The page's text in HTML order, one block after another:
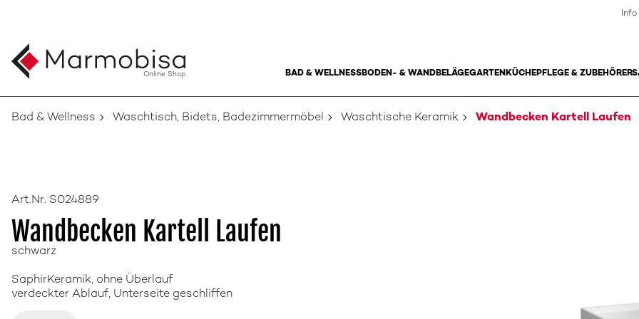
Online Shop BAD & WELLNESSBODEN- & WANDBELÄGEGARTENKÜCHEPFLEGE & ZUBEHÖR
Info
Bad & Wellness Waschtisch, Bidets, Badezimmermöbel Waschtische Keramik Wandbecken Kartell Laufen
Art.Nr. S024889
Wandbecken Kartell Laufen
schwarz
SaphirKeramik, ohne Überlauf
verdeckter Ablauf, Unterseite geschliffen